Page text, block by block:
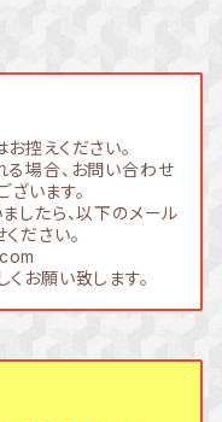
控えください。
場合、お問い合わせ
います。
したら、以下のメール
ださい。
お願い致します。